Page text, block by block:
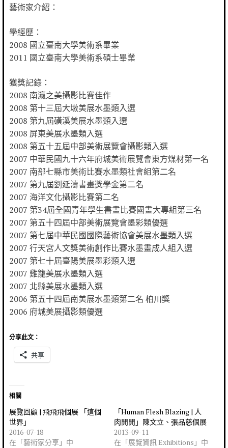
藝術家介紹：
學經歷：
2008 國立臺南大學美術系畢業
2011 國立臺南大學美術系碩士畢業
獲獎記錄：
2008 南瀛之美攝影比賽佳作
2008 第十三屆大墩美展水墨類入選
2008 第九屆磺溪美展水墨類入選
2008 屏東美展水墨類入選
2008 第五十五屆中部美術展覽會攝影類入選
2007 中華民國九十六年府城美術展覽會東方煤材第一名
2007 南部七縣市美術比賽水墨類社會組第二名
2007 第九屆劉延濤書畫獎學金第二名
2007 海洋文化攝影比賽第二名
2007 第34屆全國青年學生書畫比賽國畫大專組第三名
2007 第五十四屆中部美術展覽會墨彩類優選
2007 第七屆中華民國國際藝術協會美展水墨類入選
2007 行天宮人文獎美術創作比賽水墨畫成人組入選
2007 第七十屆臺陽美展墨彩類入選
2007 雞籠美展水墨類入選
2007 北縣美展水墨類入選
2006 第五十四屆南美展水墨類第二名 柏川獎
2006 府城美展攝影類優選
分享此文：
共享
相關
展覽回顧 | 飛飛飛個展 「這個
世界」
2016-07-18
在「藝術家分享」中
「Human Flesh Blazing | 人
肉閒閒」陳文立、張品慈個展
2013-09-11
在「展覽資訊 Exhibitions」中